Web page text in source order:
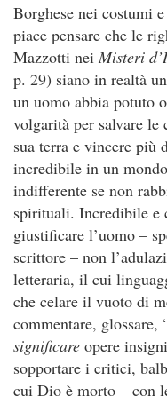
Borghese nei costumi
piace pensare che le
Mazzotti nei Misteri
p. 29) siano in realtà
un uomo abbia potuto
volgarità per salvare le
sua terra e vincere più
incredibile in un
indifferente se non
spirituali. Incredibile e
giustificare l’uomo –
scrittore – non
letteraria, il cui
che celare il vuoto di
commentare,
significare opere
sopportare i critici,
cui Dio è morto – con